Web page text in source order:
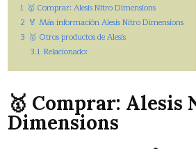
1 🥇 Comprar: Alesis Nitro Dimensions
2 🏅 Más información Alesis Nitro Dimensions
3 🥇 Otros productos de Alesis
3.1 Relacionado:
🥇 Comprar: Alesis
Dimensions